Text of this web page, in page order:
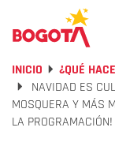
INICIO ¿QUÉ
NAVIDAD ES
MOSQUERA Y MÁS
LA PROGRAMACIÓN!